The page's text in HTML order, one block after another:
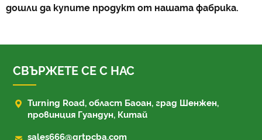
дошли да купите продукт от нашата фабрика.
СВЪРЖЕТЕ СЕ С НАС
 Turning Road, област Баоан, град Шенжен,
провинция Гуандун, Китай
 sales666@grtpcba.com